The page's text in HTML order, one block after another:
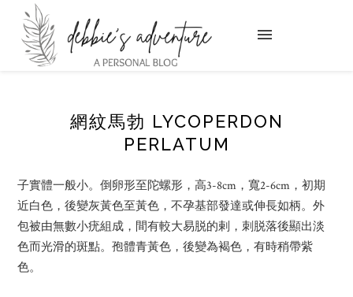
網紋馬勃 LYCOPERDON
PERLATUM
子實體一般小。倒卵形至陀螺形，高3-8cm，寬2-6cm，初期
近白色，後變灰黃色至黃色，不孕基部發達或伸長如柄。外
包被由無數小疣組成，間有較大易脱的剌，刺脱落後顯出淡
色而光滑的斑點。孢體青黃色，後變為褐色，有時稍帶紫
色。